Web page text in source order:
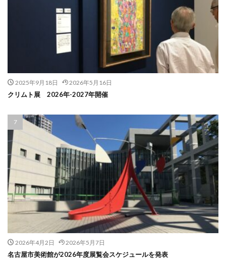
2025年9月18日 2026年5月16日
クリムト展 2026年-2027年開催
2026年4月2日 2026年5月7日
名古屋市美術館が2026年度展覧会スケジュールを発表